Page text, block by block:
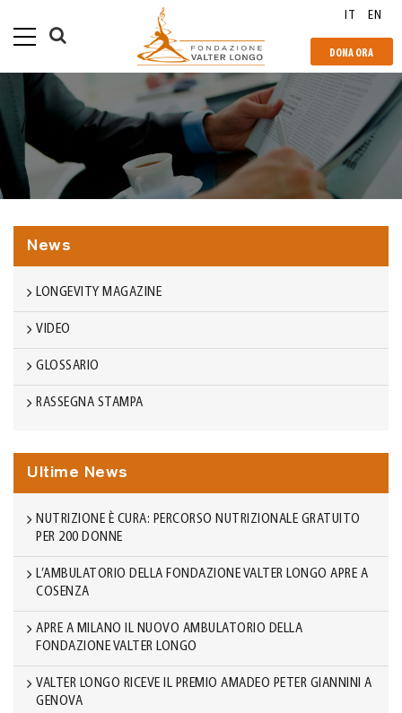
IT EN
DONA ORA
News
LONGEVITY MAGAZINE
VIDEO
GLOSSARIO
RASSEGNA STAMPA
Ultime News
NUTRIZIONE È CURA: PERCORSO NUTRIZIONALE GRATUITO
PER 200 DONNE
L’AMBULATORIO DELLA FONDAZIONE VALTER LONGO APRE A
COSENZA
APRE A MILANO IL NUOVO AMBULATORIO DELLA
FONDAZIONE VALTER LONGO
VALTER LONGO RICEVE IL PREMIO AMADEO PETER GIANNINI A
GENOVA